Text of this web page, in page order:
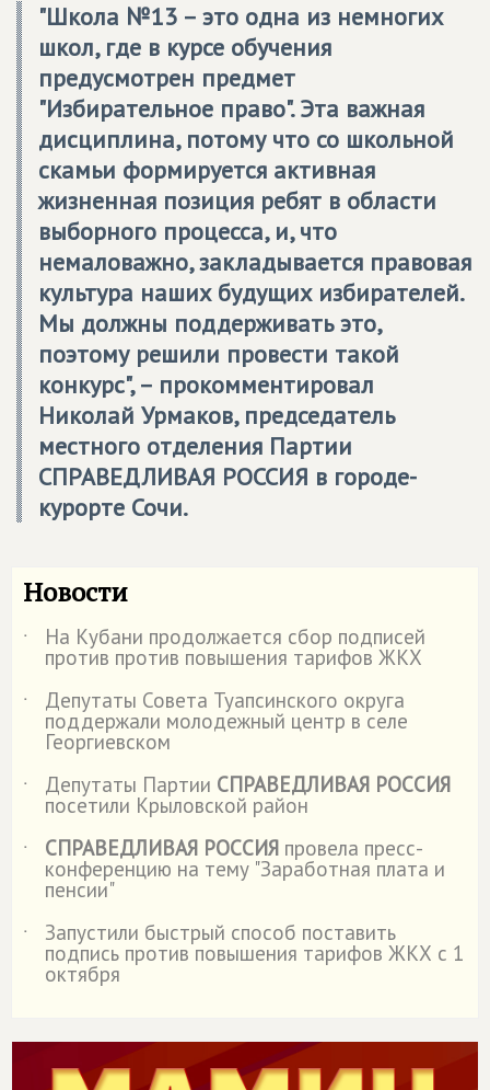
"Школа №13 – это одна из немногих
школ, где в курсе обучения
предусмотрен предмет
"Избирательное право". Эта важная
дисциплина, потому что со школьной
скамьи формируется активная
жизненная позиция ребят в области
выборного процесса, и, что
немаловажно, закладывается правовая
культура наших будущих избирателей.
Мы должны поддерживать это,
поэтому решили провести такой
конкурс", – прокомментировал
Николай Урмаков, председатель
местного отделения Партии
СПРАВЕДЛИВАЯ РОССИЯ в городе-
курорте Сочи.
Новости
˙ На Кубани продолжается сбор подписей
против против повышения тарифов ЖКХ
˙
Депутаты Совета Туапсинского округа
поддержали молодежный центр в селе
Георгиевском
˙
Депутаты Партии СПРАВЕДЛИВАЯ РОССИЯ
посетили Крыловской район
˙
СПРАВЕДЛИВАЯ РОССИЯ провела пресс-
конференцию на тему "Заработная плата и
пенсии"
˙
Запустили быстрый способ поставить
подпись против повышения тарифов ЖКХ с 1
октября